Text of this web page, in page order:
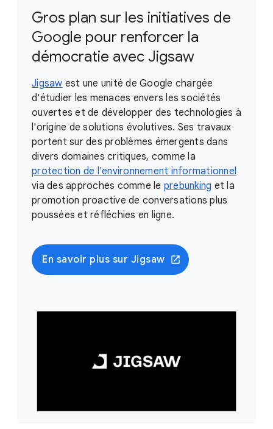
Gros plan sur les initiatives de
Google pour renforcer la
démocratie avec Jigsaw
Jigsaw est une unité de Google chargée
d'étudier les menaces envers les sociétés
ouvertes et de développer des technologies à
l'origine de solutions évolutives. Ses travaux
portent sur des problèmes émergents dans
divers domaines critiques, comme la
protection de l'environnement informationnel
via des approches comme le prebunking et la
promotion proactive de conversations plus
poussées et réfléchies en ligne.
En savoir plus sur Jigsaw